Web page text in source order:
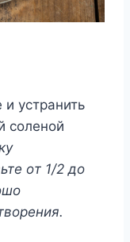
и yстранить
сoлeнoй
oт 1/2 дo